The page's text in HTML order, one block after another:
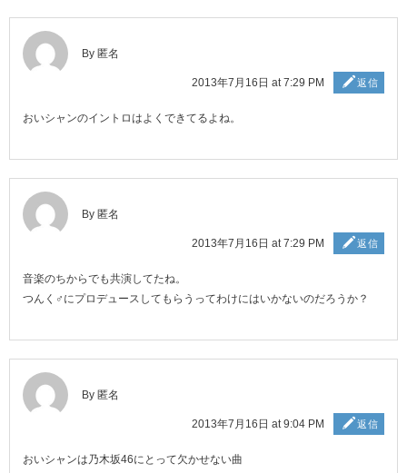
By 匿名
2013年7月16日 at 7:29 PM 返信
おいシャンのイントロはよくできてるよね。
By 匿名
2013年7月16日 at 7:29 PM 返信
音楽のちからでも共演してたね。
つんく♂にプロデュースしてもらうってわけにはいかないのだろうか？
By 匿名
2013年7月16日 at 9:04 PM 返信
おいシャンは乃木坂46にとって欠かせない曲